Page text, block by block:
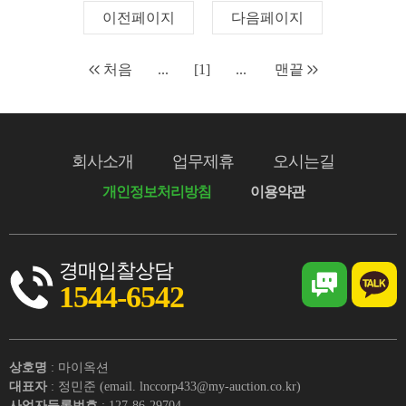
이전페이지 다음페이지
처음 ... [1] ... 맨끝
회사소개 업무제휴 오시는길
개인정보처리방침 이용약관
경매입찰상담
1544-6542
상호명 : 마이옥션
대표자 : 정민준 (email. lnccorp433@my-auction.co.kr)